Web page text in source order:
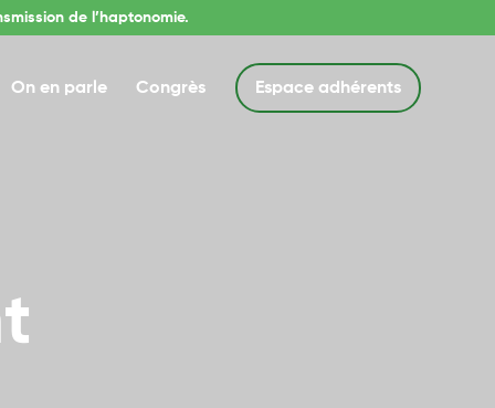
de l’haptonomie.
On en parle Congrès Espace adhérents